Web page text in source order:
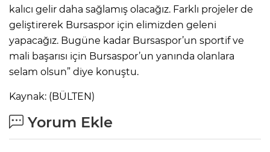
kalıcı gelir daha sağlamış olacağız. Farklı projeler de
geliştirerek Bursaspor için elimizden geleni
yapacağız. Bugüne kadar Bursaspor’un sportif ve
mali başarısı için Bursaspor’un yanında olanlara
selam olsun” diye konuştu.
Kaynak: (BÜLTEN)
Yorum Ekle